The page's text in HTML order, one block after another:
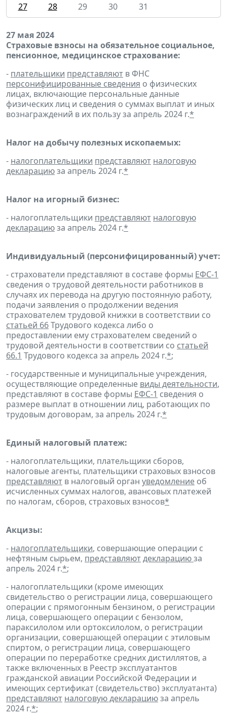
27
28 29 30 31
27 мая 2024
Страховые взносы на обязательное социальное,
пенсионное, медицинское страхование:
- плательщики представляют в ФНС
персонифицированные сведения о физических
лицах, включающие персональные данные
физических лиц и сведения о суммах выплат и иных
вознаграждений в их пользу за апрель 2024 г.*
Налог на добычу полезных ископаемых:
- налогоплательщики представляют налоговую
декларациюза апрель 2024 г.*
Налог на игорный бизнес:
- налогоплательщики представляют налоговую
декларациюза апрель 2024 г.*
Индивидуальный (персонифицированный) учет:
- страхователи представляют в составе формы ЕФС-1
сведения о трудовой деятельности работников в
случаях их перевода на другую постоянную работу,
подачи заявления о продолжении ведения
страхователем трудовой книжки в соответствии со
статьей 66Трудового кодекса либо о
предоставлении ему страхователем сведений о
трудовой деятельности в соответствии со статьей
66.1 Трудового кодекса за апрель 2024 г.*;
- государственные и муниципальные учреждения,
осуществляющие определенные виды деятельности,
представляют в составе формы ЕФС-1 сведения о
размере выплат в отношении лиц, работающих по
трудовым договорам, за апрель 2024 г.*
Единый налоговый платеж:
- налогоплательщики, плательщики сборов,
налоговые агенты, плательщики страховых взносов
представляют в налоговый орган уведомление об
исчисленных суммах налогов, авансовых платежей
по налогам, сборов, страховых взносов*
Акцизы:
- налогоплательщики, совершающие операции с
нефтяным сырьем, представляютдекларациюза
апрель 2024 г.*;
- налогоплательщики (кроме имеющих
свидетельство о регистрации лица, совершающего
операции с прямогонным бензином, о регистрации
лица, совершающего операции с бензолом,
параксилолом или ортоксилолом, о регистрации
организации, совершающей операции с этиловым
спиртом, о регистрации лица, совершающего
операции по переработке средних дистиллятов, а
также включенных в Реестр эксплуатантов
гражданской авиации Российской Федерации и
имеющих сертификат (свидетельство) эксплуатанта)
представляют налоговую декларациюза апрель
2024 г.*;